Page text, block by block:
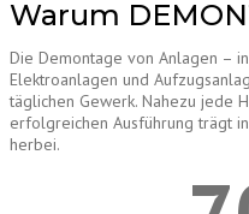
Warum
Die Demontage von Anlagen –
Elektroanlagen und
täglichen Gewerk. Nahezu jede
erfolgreichen Ausführung trägt
herbei.